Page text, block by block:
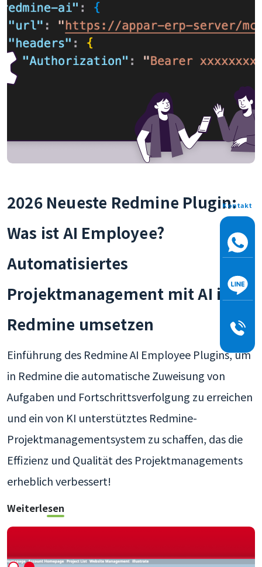
2026 Neueste Redmine Plugin:
Was ist AI Employee?
Automatisiertes
Projektmanagement mit AI in
Redmine umsetzen
Einführung des Redmine AI Employee Plugins, um
in Redmine die automatische Zuweisung von
Aufgaben und Fortschrittsverfolgung zu erreichen
und ein von KI unterstütztes Redmine-
Projektmanagementsystem zu schaffen, das die
Effizienz und Qualität des Projektmanagements
erheblich verbessert!
Weiterlesen
Kontakt